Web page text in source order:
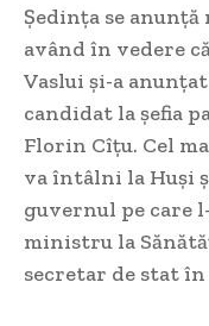
Ședința se
având în vedere
Vaslui și-a
candidat la șefia
Florin Cîțu. Cel
va întâlni la Huși
guvernul pe care
ministru la
secretar de stat